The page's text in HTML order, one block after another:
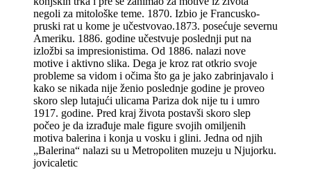
negoli za mitološke teme. 1870. Izbio je Francusko-
pruski rat u kome je učestvovao.1873. posećuje severnu
Ameriku. 1886. godine učestvuje poslednji put na
izložbi sa impresionistima. Od 1886. nalazi nove
motive i aktivno slika. Dega je kroz rat otkrio svoje
probleme sa vidom i očima što ga je jako zabrinjavalo i
kako se nikada nije ženio poslednje godine je proveo
skoro slep lutajući ulicama Pariza dok nije tu i umro
1917. godine. Pred kraj života postavši skoro slep
počeo je da izrađuje male figure svojih omiljenih
motiva balerina i konja u vosku i glini. Jedna od njih
„Balerina“ nalazi su u Metropoliten muzeju u Njujorku.
jovicaletic